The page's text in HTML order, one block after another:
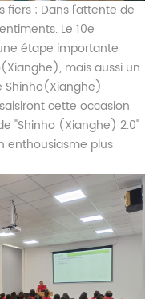
fiers ; Dans l'attente de
Le 10e
étape importante
mais aussi un
Shinho(Xianghe)
cette occasion
"Shinho (Xianghe) 2.0"
enthousiasme plus